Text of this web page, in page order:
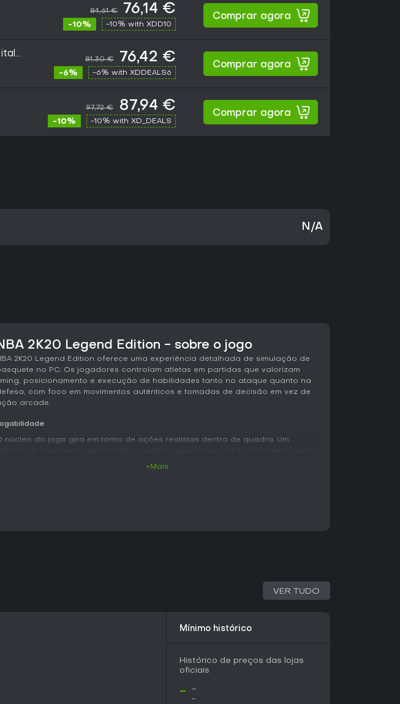
84,61 € 76,14 €
-10% -10% with XDD10
Comprar agora
81,30 € 76,42 €
-6% -6% with XDDEALS6
Comprar agora
97,72 € 87,94 €
-10% -10% with XD_DEALS
Comprar agora
N/A
2K20 Legend Edition - sobre o jogo
2K20 Legend Edition oferece uma experiência detalhada de simulação de
no PC. Os jogadores controlam atletas em partidas que valorizam
posicionamento e execução de habilidades tanto no ataque quanto na
com foco em movimentos autênticos e tomadas de decisão em vez de
arcade.
núcleo do jogo gira em torno de ações realistas dentro de quadra. Um
atleta desde as perspectivas universitárias, progredindo por uma trajetória
trocas, drafts e simulações de temporada completa.
+Mais
VER TUDO
Mínimo histórico
Histórico de preços das lojas
oficiais
- -
-